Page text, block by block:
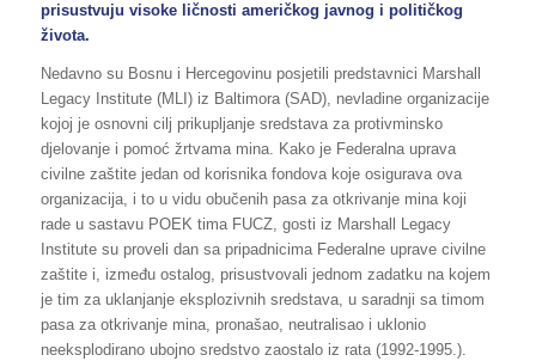
prisustvuju visoke ličnosti američkog javnog i političkog
života.
Nedavno su Bosnu i Hercegovinu posjetili predstavnici Marshall
Legacy Institute (MLI) iz Baltimora (SAD), nevladine organizacije
kojoj je osnovni cilj prikupljanje sredstava za protivminsko
djelovanje i pomoć žrtvama mina. Kako je Federalna uprava
civilne zaštite jedan od korisnika fondova koje osigurava ova
organizacija, i to u vidu obučenih pasa za otkrivanje mina koji
rade u sastavu POEK tima FUCZ, gosti iz Marshall Legacy
Institute su proveli dan sa pripadnicima Federalne uprave civilne
zaštite i, između ostalog, prisustvovali jednom zadatku na kojem
je tim za uklanjanje eksplozivnih sredstava, u saradnji sa timom
pasa za otkrivanje mina, pronašao, neutralisao i uklonio
neeksplodirano ubojno sredstvo zaostalo iz rata (1992-1995.).